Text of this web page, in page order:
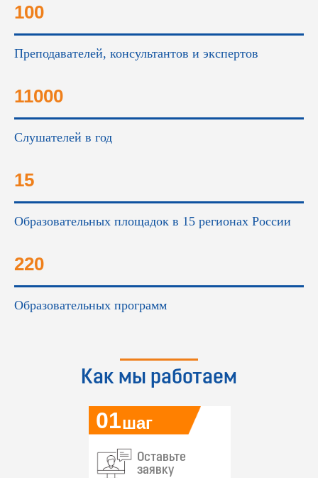
100
Преподавателей, консультантов и экспертов
11000
Слушателей в год
15
Образовательных площадок в 15 регионах России
220
Образовательных программ
Как мы работаем
01
Оставьте
заявку
шаг